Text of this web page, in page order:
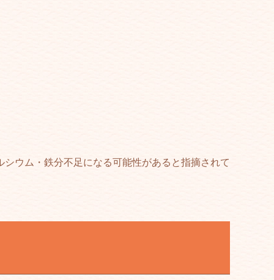
ウム・鉄分不足になる可能性があると指摘されて